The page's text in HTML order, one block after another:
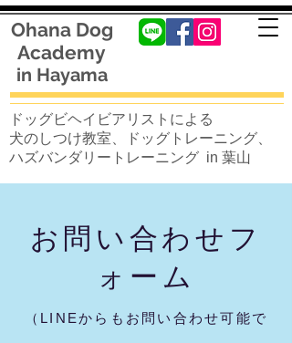
ドッグビヘイビアリストによる
犬のしつけ教室、ドッグトレーニング、
ハズバンダリートレーニング in 葉山
Ohana Dog
Academy
in Hayama
お問い合わせフ
ォーム
（LINEからもお問い合わせ可能で